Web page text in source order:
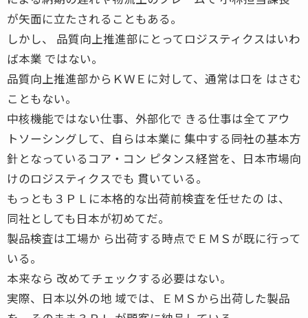
が矢面に立たされることもある。
しかし、 品質向上推進部にとってロジスティクスはいわ
ば本業 ではない。
品質向上推進部からＫＷＥに対して、通常は口を はさむ
こともない。
中核機能ではない仕事、外部化で きる仕事は全てアウ
トソーシングして、自らは本業に 集中する――同社の基本方
針となっているコア・コン ピタンス経営を、日本市場向
けのロジスティクスでも 貫いている。
もっとも３ＰＬに本格的な出荷前検査を任せたの は、
同社としても日本が初めてだ。
製品検査は工場か ら出荷する時点でＥＭＳが既に行って
いる。
本来なら 改めてチェックする必要はない。
実際、日本以外の地 域では、ＥＭＳから出荷した製品